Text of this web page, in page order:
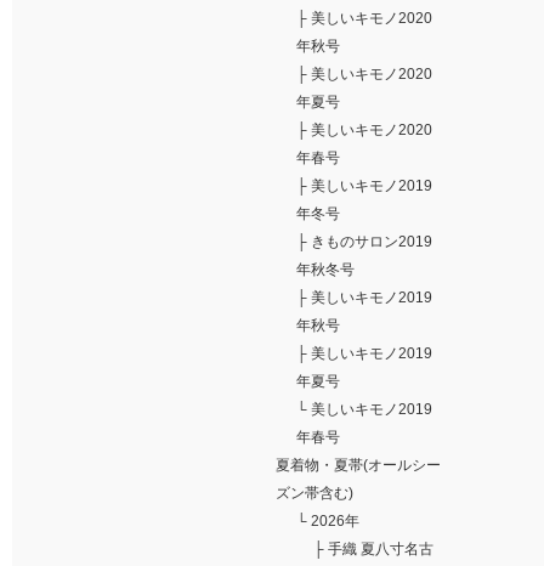
├ 美しいキモノ2020
年秋号
├ 美しいキモノ2020
年夏号
├ 美しいキモノ2020
年春号
├ 美しいキモノ2019
年冬号
├ きものサロン2019
年秋冬号
├ 美しいキモノ2019
年秋号
├ 美しいキモノ2019
年夏号
└ 美しいキモノ2019
年春号
夏着物・夏帯(オールシー
ズン帯含む)
└ 2026年
├ 手織 夏八寸名古